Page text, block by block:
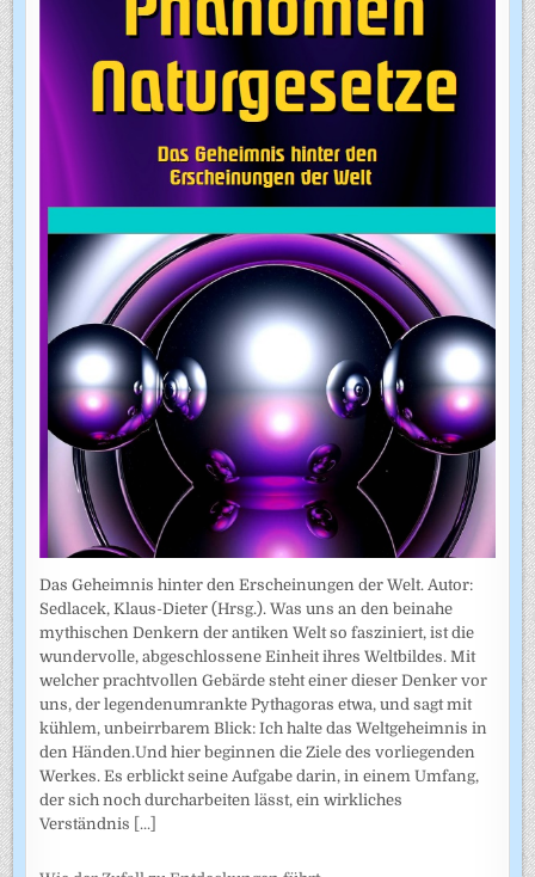
Das Geheimnis hinter den Erscheinungen der Welt. Autor:
Sedlacek, Klaus-Dieter (Hrsg.). Was uns an den beinahe
mythischen Denkern der antiken Welt so fasziniert, ist die
wundervolle, abgeschlossene Einheit ihres Weltbildes. Mit
welcher prachtvollen Gebärde steht einer dieser Denker vor
uns, der legendenumrankte Pythagoras etwa, und sagt mit
kühlem, unbeirrbarem Blick: Ich halte das Weltgeheimnis in
den Händen.Und hier beginnen die Ziele des vorliegenden
Werkes. Es erblickt seine Aufgabe darin, in einem Umfang,
der sich noch durcharbeiten lässt, ein wirkliches
Verständnis [...]